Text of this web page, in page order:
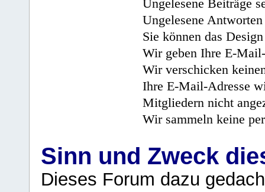
Ungelesene Beiträge
Ungelesene
Sie können das
Wir geben Ihre E-
Wir verschicken
Ihre E-Mail-Adresse
Mitgliedern nicht
Wir sammeln keine
Sinn und Zweck
Dieses Forum dazu